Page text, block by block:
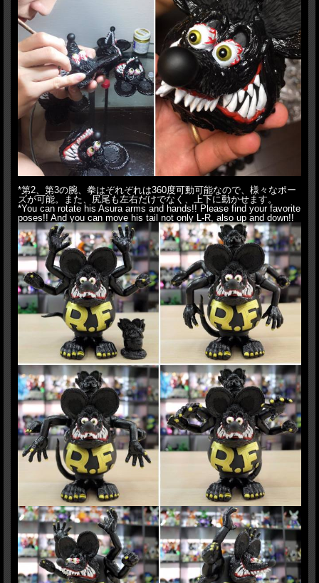
*第2、第3の腕、拳はぞれぞれは360度可動可能なので、様々なポー
ズが可能。また、尻尾も左右だけでなく、上下に動かせます。
*You can rotate his Asura arms and hands!! Please find your favorite
poses!! And you can move his tail not only L-R, also up and down!!